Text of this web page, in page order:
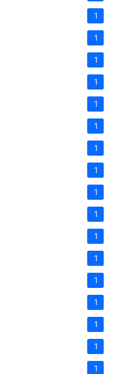
1
1
1
1
1
1
1
1
1
1
1
1
1
1
1
1
1